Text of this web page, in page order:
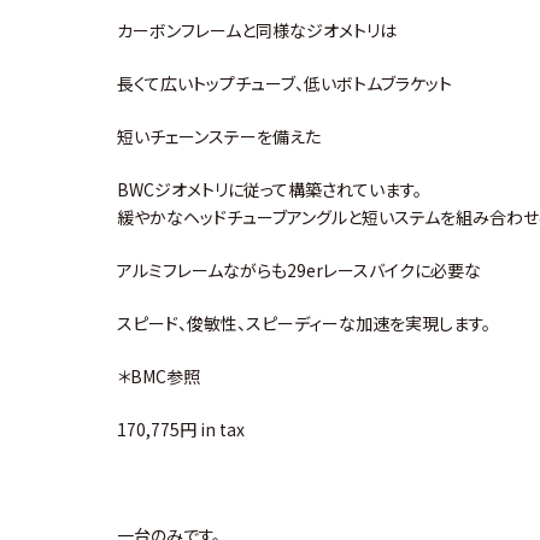
カーボンフレームと同様なジオメトリは
長くて広いトップチューブ、低いボトムブラケット
短いチェーンステーを備えた
BWCジオメトリに従って構築されています。
緩やかなヘッドチューブアングルと短いステムを組み合わ
アルミフレームながらも29erレースバイクに必要な
スピード、俊敏性、スピーディーな加速を実現します。
＊BMC参照
170,775円 in tax
一台のみです。